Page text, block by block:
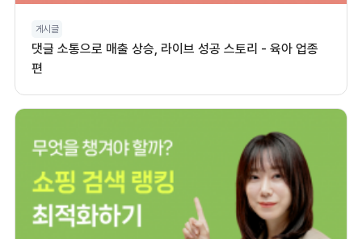
게시글
댓글 소통으로 매출 상승, 라이브 성공 스토리 - 육아 업종
편